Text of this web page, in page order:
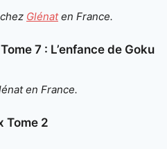
Glénaten France.
7 : L’enfance de Goku
en France.
Tome 2